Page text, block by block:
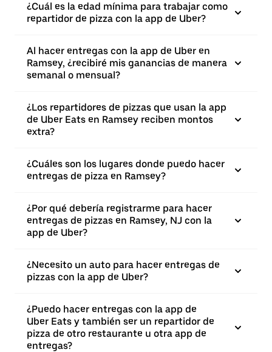
¿Cuál es la edad mínima para trabajar como
repartidor de pizza con la app de Uber?
Al hacer entregas con la app de Uber en
Ramsey, ¿recibiré mis ganancias de manera
semanal o mensual?
¿Los repartidores de pizzas que usan la app
de Uber Eats en Ramsey reciben montos
extra?
¿Cuáles son los lugares donde puedo hacer
entregas de pizza en Ramsey?
¿Por qué debería registrarme para hacer
entregas de pizzas en Ramsey, NJ con la
app de Uber?
¿Necesito un auto para hacer entregas de
pizzas con la app de Uber?
¿Puedo hacer entregas con la app de
Uber Eats y también ser un repartidor de
pizza de otro restaurante u otra app de
entregas?